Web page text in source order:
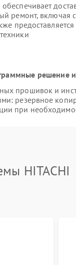
ремонт,
решение
прошивок и
резервное
при
HITACHI